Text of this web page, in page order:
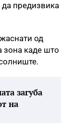
предизвика
од
зона каде што
загуба
на